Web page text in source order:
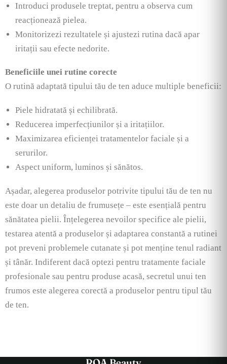
Introduci produsele treptat, pentru a observa cum
reacționează pielea.
Monitorizezi rezultatele și ajustezi rutina dacă apar
iritații sau efecte nedorite.
Beneficiile unei rutine corecte
O rutină adaptată tipului tău de ten aduce multiple beneficii:
Piele hidratată și echilibrată.
Reducerea imperfecțiunilor și a iritațiilor.
Maximizarea eficienței tratamentelor faciale și a
serurilor.
Aspect uniform, luminos și sănătos.
Așadar, alegerea produselor potrivite tipului tău de ten nu
este doar un detaliu de frumusețe – este esențială pentru
sănătatea pielii. Înțelegerea nevoilor specifice ale pielii,
testarea atentă a produselor și adaptarea constantă a rutinei
pot preveni problemele cutanate și pot menține tenul radiant
și tânăr. Indiferent dacă optezi pentru tratamente faciale
profesionale sau pentru produse acasă, secretul unui ten
frumos este alegerea corectă a produselor pentru tipul tău
de ten.